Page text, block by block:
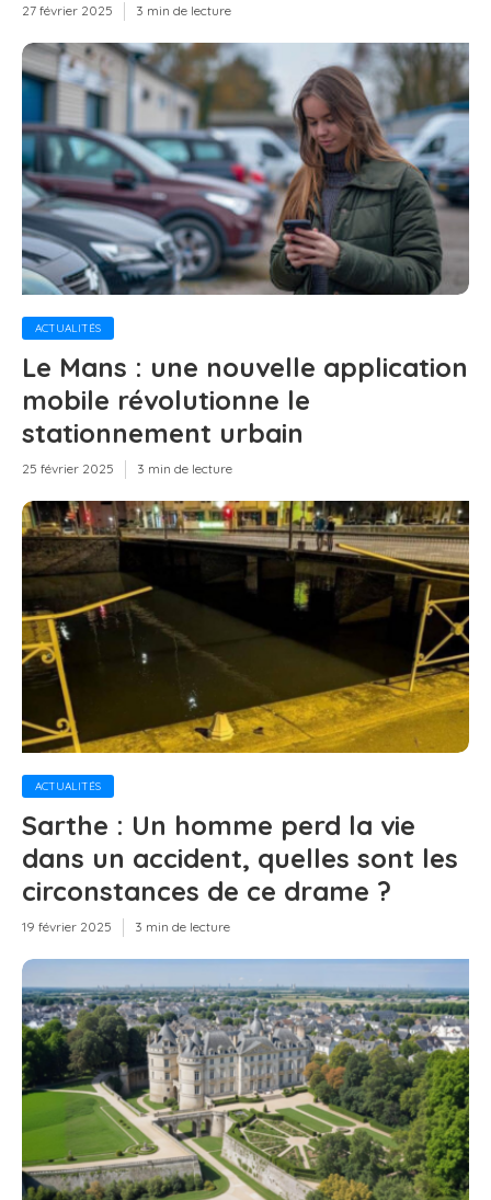
27 février 2025 3 min de lecture
ACTUALITÉS
Le Mans : une nouvelle application
mobile révolutionne le
stationnement urbain
25 février 2025 3 min de lecture
ACTUALITÉS
Sarthe : Un homme perd la vie
dans un accident, quelles sont les
circonstances de ce drame ?
19 février 2025 3 min de lecture